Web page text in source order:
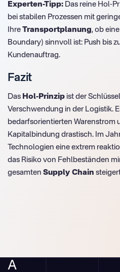
Experten-Tipp: Das reine Hol-
bei stabilen Prozessen mit
Ihre Transportplanung, ob
Boundary) sinnvoll ist: Push bis
Kundenauftrag.
Fazit
Das Hol-Prinzip ist der
Verschwendung in der Logistik.
bedarfsorientierten Warenstrom
Kapitalbindung drastisch. Im
Technologien eine extrem
das Risiko von Fehlbeständen
gesamten Supply Chain
A